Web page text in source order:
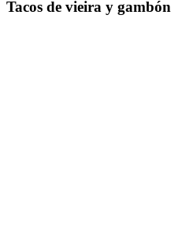
Tacos de vieira y gambón